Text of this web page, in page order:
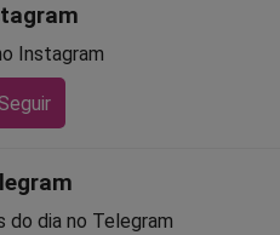
Instagram
do dia no Telegram